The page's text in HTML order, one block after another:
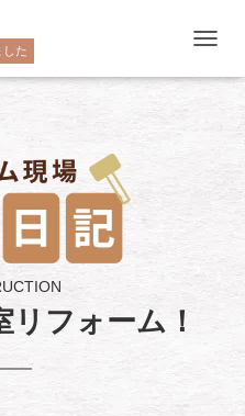
した
ビ
フォーム！